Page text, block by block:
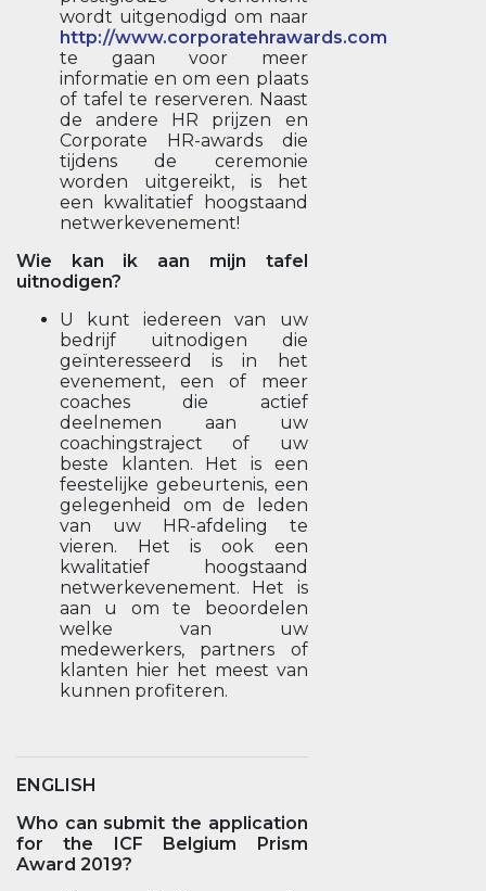
wordt uitgenodigd om naar
http://www.corporatehrawards.com
te gaan voor meer
informatie en om een plaats
of tafel te reserveren. Naast
de andere HR prijzen en
Corporate HR-awards die
tijdens de ceremonie
worden uitgereikt, is het
een kwalitatief hoogstaand
netwerkevenement!
Wie kan ik aan mijn tafel
uitnodigen?
U kunt iedereen van uw
bedrijf uitnodigen die
geïnteresseerd is in het
evenement, een of meer
coaches die actief
deelnemen aan uw
coachingstraject of uw
beste klanten. Het is een
feestelijke gebeurtenis, een
gelegenheid om de leden
van uw HR-afdeling te
vieren. Het is ook een
kwalitatief hoogstaand
netwerkevenement. Het is
aan u om te beoordelen
welke van uw
medewerkers, partners of
klanten hier het meest van
kunnen profiteren.
ENGLISH
Who can submit the application
for the ICF Belgium Prism
Award 2019?